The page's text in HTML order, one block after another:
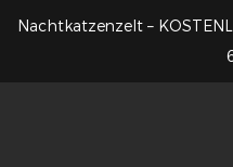
Nachtkatzenzelt –